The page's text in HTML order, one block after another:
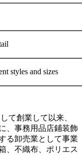
styles and sizes
創業して以来、
、事務用品店鋪装飾
る卸売業として事業
、不織布、ポリエス